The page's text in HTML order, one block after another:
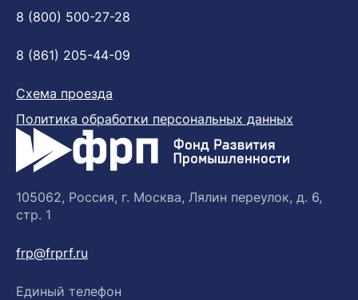
8 (800) 500-27-28
8 (861) 205-44-09
Схема проезда
Политика обработки персональных данных
105062, Россия, г. Москва, Лялин переулок, д. 6,
стр. 1
frp@frprf.ru
Единый телефон